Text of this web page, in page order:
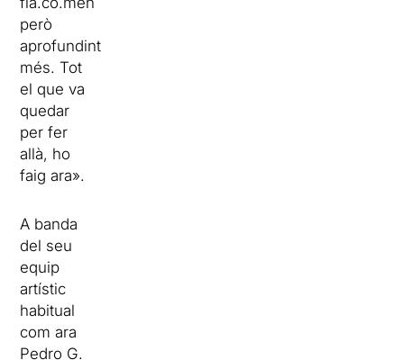
però
aprofundint
més. Tot
el que va
quedar
per fer
allà, ho
faig ara».
A banda
del seu
equip
artístic
habitual
com ara
Pedro G.